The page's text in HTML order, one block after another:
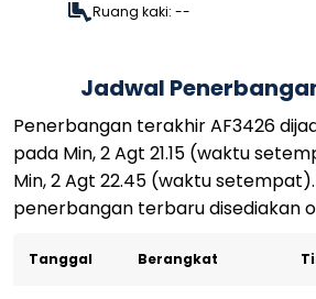
Ruang kaki: --
Jadwal
Penerbangan terakhir AF3426
pada Min, 2 Agt 21.15 (waktu
Min, 2 Agt 22.45 (waktu
penerbangan terbaru disediakan
Tanggal Berangkat